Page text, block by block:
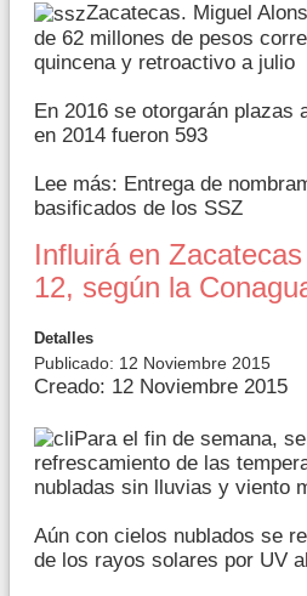
Zacatecas. Miguel
de 62 millones de pesos
quincena y retroactivo a julio
En 2016 se otorgarán plazas
en 2014 fueron 593
Lee más: Entrega de
basificados de los SSZ
Influirá en
12, según la
Detalles
Publicado: 12 Noviembre 2015
Creado: 12 Noviembre 2015
Para el fin de semana,
refrescamiento de las
nubladas sin lluvias y viento
Aún con cielos nublados se
de los rayos solares por UV